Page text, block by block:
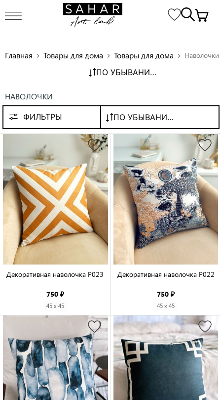
Главная chevron_right Товары для дома chevron_right Товары для дома chevron_right Наволочки
ПО УБЫВАНИЮ ЦЕНЫ
НАВОЛОЧКИ
ФИЛЬТРЫ ПО УБЫВАНИЮ ЦЕНЫ
Декоративная наволочка P023
750 ₽
45 x 45
Декоративная наволочка P022
750 ₽
45 x 45